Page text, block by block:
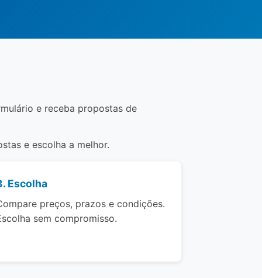
e receba propostas de
e escolha a melhor.
Escolha
preços, prazos e condições.
sem compromisso.